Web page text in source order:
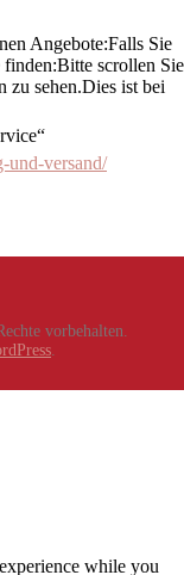
Angebote:Falls Sie
finden:Bitte scrollen Sie
zu sehen.Dies ist bei
und-versand/
vorbehalten.
.
while you